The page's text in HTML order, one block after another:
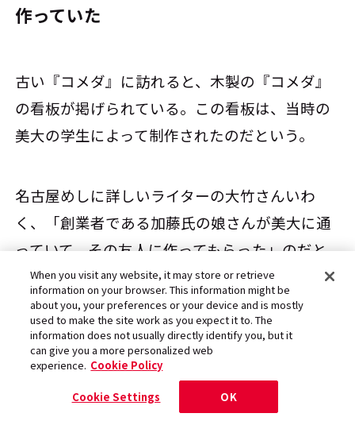
作っていた
古い『コメダ』に訪れると、木製の『コメダ』
の看板が掲げられている。この看板は、当時の
美大の学生によって制作されたのだという。
名古屋めしに詳しいライターの大竹さんいわ
く、「創業者である加藤氏の娘さんが美大に通
っていて、その友人に作ってもらった」のだと
か。
㉕台湾で一番人気は、まさかのあのメニ
ュー
When you visit any website, it may store or retrieve
information on your browser. This information might be
about you, your preferences or your device and is mostly
used to make the site work as you expect it to. The
information does not usually directly identify you, but it
can give you a more personalized web
experience. Cookie Policy
Cookie Settings OK